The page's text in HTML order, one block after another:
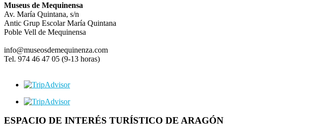
Museus de Mequinensa
Av. María Quintana, s/n
Antic Grup Escolar María Quintana
Poble Vell de Mequinensa
info@museosdemequinenza.com
Tel. 974 46 47 05 (9-13 horas)
ESPACIO DE INTERÉS TURÍSTICO DE ARAGÓN